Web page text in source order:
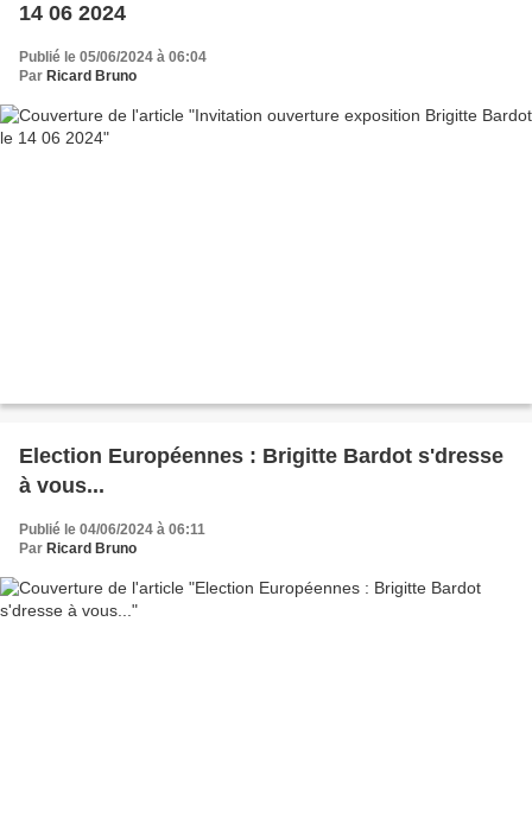
14 06 2024
Publié le 05/06/2024 à 06:04
Par Ricard Bruno
Election Européennes : Brigitte Bardot s'dresse
à vous...
Publié le 04/06/2024 à 06:11
Par Ricard Bruno